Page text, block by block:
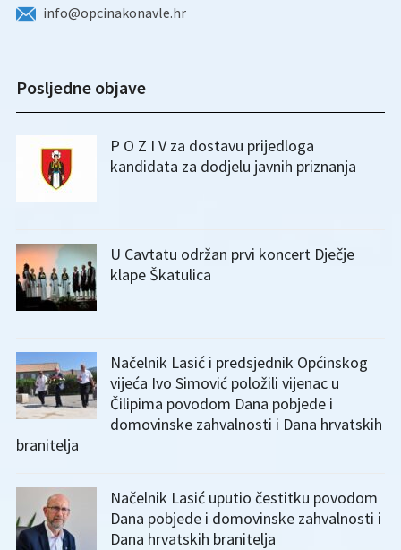
info@opcinakonavle.hr
Posljedne objave
P O Z I V za dostavu prijedloga
kandidata za dodjelu javnih priznanja
U Cavtatu održan prvi koncert Dječje
klape Škatulica
Načelnik Lasić i predsjednik Općinskog
vijeća Ivo Simović položili vijenac u
Čilipima povodom Dana pobjede i
domovinske zahvalnosti i Dana hrvatskih
branitelja
Načelnik Lasić uputio čestitku povodom
Dana pobjede i domovinske zahvalnosti i
Dana hrvatskih branitelja